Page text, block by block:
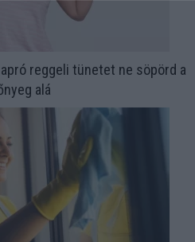
reggeli tünetet ne söpörd a
alá